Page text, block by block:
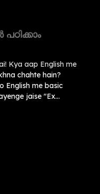
Kya aap English me
chahte hain?
English me basic
jaise "Ex...